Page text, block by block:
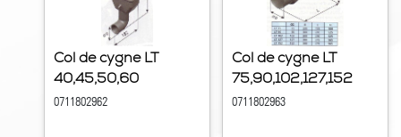
Col de cygne LT
40,45,50,60
0711802962
Col de cygne LT
75,90,102,127,152
0711802963